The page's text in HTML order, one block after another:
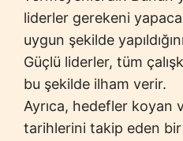
liderler gerekeni
uygun şekilde
Güçlü liderler, tüm
bu şekilde ilham verir.
Ayrıca, hedefler koyan
tarihlerini takip eden bir